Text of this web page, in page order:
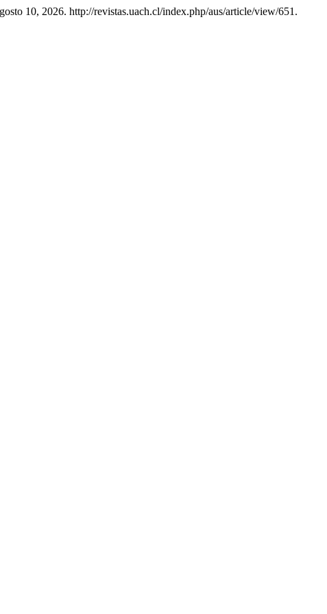
10, 2026. http://revistas.uach.cl/index.php/aus/article/view/651.